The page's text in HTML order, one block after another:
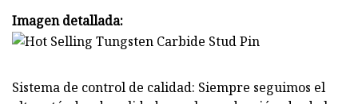
Imagen detallada:
Sistema de control de calidad: Siempre seguimos el